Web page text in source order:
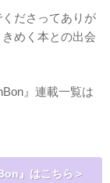
くださってありが
めく本との出会
』連載一覧は
』はこちら＞